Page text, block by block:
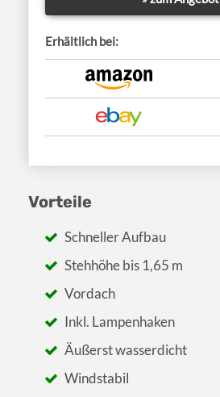
Erhältlich bei:
Vorteile
Schneller Aufbau
Stehhöhe bis 1,65 m
Vordach
Inkl. Lampenhaken
Äußerst wasserdicht
Windstabil